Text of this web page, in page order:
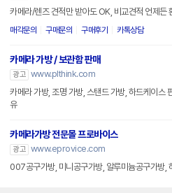
카메라/렌즈 견적만 받아도 OK, 비교견적 언제든
매각문의 구매문의 구매후기 카톡상담
카메라 가방 / 보관함 판매
광고 www.plthink.com
카메라 가방, 조명 가방, 스탠드 가방, 하드케이스
유
카메라가방 전문몰 프로바이스
광고 www.eprovice.com
007공구가방, 미니공구가방, 알루미늄공구가방,